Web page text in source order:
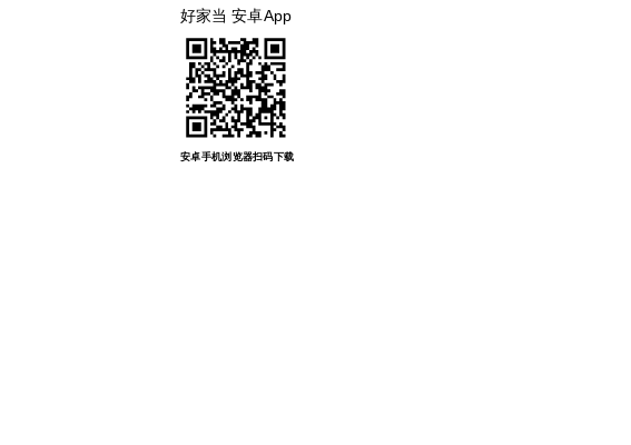
好家当 安卓App
安卓手机浏览器扫码下载